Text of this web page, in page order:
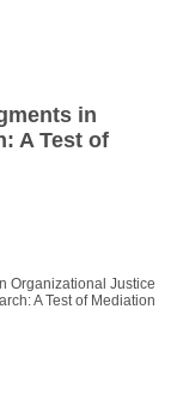
in
A Test of
Organizational Justice
A Test of Mediation